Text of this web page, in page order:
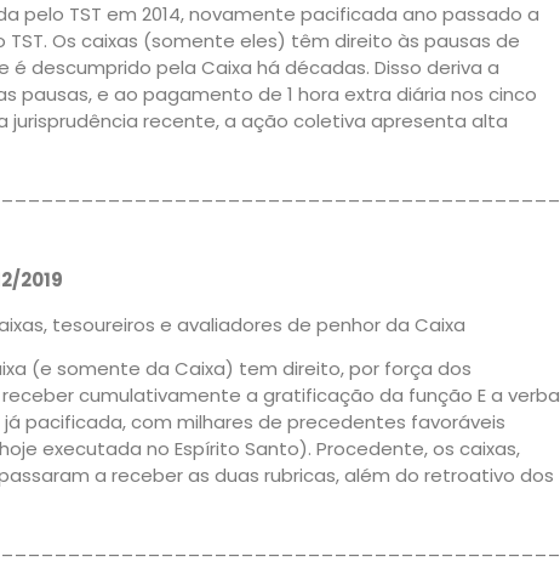
pelo TST em 2014, novamente pacificada ano passado a
Os caixas (somente eles) têm direito às pausas de
é descumprido pela Caixa há décadas. Disso deriva a
pausas, e ao pagamento de 1 hora extra diária nos cinco
jurisprudência recente, a ação coletiva apresenta alta
2019
tesoureiros e avaliadores de penhor da Caixa
(e somente da Caixa) tem direito, por força dos
cumulativamente a gratificação da função E a verba
pacificada, com milhares de precedentes favoráveis
executada no Espírito Santo). Procedente, os caixas,
a receber as duas rubricas, além do retroativo dos